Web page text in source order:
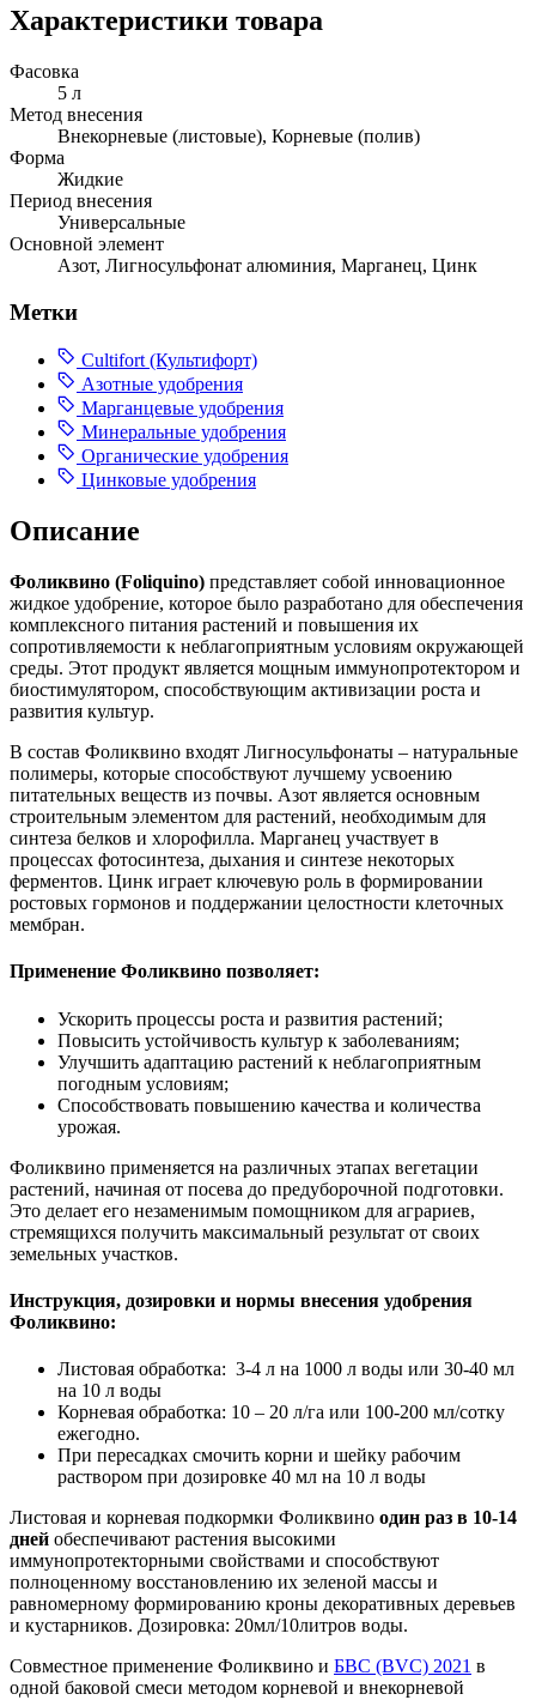
Характеристики товара
Фасовка
5 л
Метод внесения
Внекорневые (листовые), Корневые (полив)
Форма
Жидкие
Период внесения
Универсальные
Основной элемент
Азот, Лигносульфонат алюминия, Марганец, Цинк
Метки
Cultifort (Культифорт)
Азотные удобрения
Марганцевые удобрения
Минеральные удобрения
Органические удобрения
Цинковые удобрения
Описание
Фоликвино (Foliquino) представляет собой инновационное
жидкое удобрение, которое было разработано для обеспечения
комплексного питания растений и повышения их
сопротивляемости к неблагоприятным условиям окружающей
среды. Этот продукт является мощным иммунопротектором и
биостимулятором, способствующим активизации роста и
развития культур.
В состав Фоликвино входят Лигносульфонаты – натуральные
полимеры, которые способствуют лучшему усвоению
питательных веществ из почвы. Азот является основным
строительным элементом для растений, необходимым для
синтеза белков и хлорофилла. Марганец участвует в
процессах фотосинтеза, дыхания и синтезе некоторых
ферментов. Цинк играет ключевую роль в формировании
ростовых гормонов и поддержании целостности клеточных
мембран.
Применение Фоликвино позволяет:
Ускорить процессы роста и развития растений;
Повысить устойчивость культур к заболеваниям;
Улучшить адаптацию растений к неблагоприятным
погодным условиям;
Способствовать повышению качества и количества
урожая.
Фоликвино применяется на различных этапах вегетации
растений, начиная от посева до предуборочной подготовки.
Это делает его незаменимым помощником для аграриев,
стремящихся получить максимальный результат от своих
земельных участков.
Инструкция, дозировки и нормы внесения удобрения
Фоликвино:
Листовая обработка: 3-4 л на 1000 л воды или 30-40 мл
на 10 л воды
Корневая обработка: 10 – 20 л/га или 100-200 мл/сотку
ежегодно.
При пересадках смочить корни и шейку рабочим
раствором при дозировке 40 мл на 10 л воды
Листовая и корневая подкормки Фоликвино один раз в 10-14
дней обеспечивают растения высокими
иммунопротекторными свойствами и способствуют
полноценному восстановлению их зеленой массы и
равномерному формированию кроны декоративных деревьев
и кустарников. Дозировка: 20мл/10литров воды.
Совместное применение Фоликвино и БВС (BVC) 2021 в
одной баковой смеси методом корневой и внекорневой